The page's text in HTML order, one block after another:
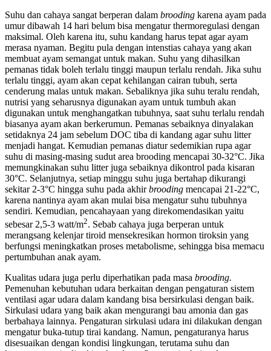
Suhu dan cahaya sangat berperan dalam brooding karena ayam pada
umur dibawah 14 hari belum bisa mengatur thermoregulasi dengan
maksimal. Oleh karena itu, suhu kandang harus tepat agar ayam
merasa nyaman. Begitu pula dengan intenstias cahaya yang akan
membuat ayam semangat untuk makan. Suhu yang dihasilkan
pemanas tidak boleh terlalu tinggi maupun terlalu rendah. Jika suhu
terlalu tinggi, ayam akan cepat kehilangan cairan tubuh, serta
cenderung malas untuk makan. Sebaliknya jika suhu teralu rendah,
nutrisi yang seharusnya digunakan ayam untuk tumbuh akan
digunakan untuk menghangatkan tubuhnya, saat suhu terlalu rendah
biasanya ayam akan berkerumun. Pemanas sebaiknya dinyalakan
setidaknya 24 jam sebelum DOC tiba di kandang agar suhu litter
menjadi hangat. Kemudian pemanas diatur sedemikian rupa agar
suhu di masing-masing sudut area brooding mencapai 30-32°C. Jika
memungkinakan suhu litter juga sebaiknya dikontrol pada kisaran
30°C. Selanjutnya, setiap minggu suhu juga bertahap dikurangi
sekitar 2-3°C hingga suhu pada akhirbrooding mencapai 21-22°C,
karena nantinya ayam akan mulai bisa mengatur suhu tubuhnya
sendiri. Kemudian, pencahayaan yang direkomendasikan yaitu
sebesar 2,5-3 watt/m2. Sebab cahaya juga berperan untuk
merangsang kelenjar tiroid mensekresikan hormon tiroksin yang
berfungsi meningkatkan proses metabolisme, sehingga bisa memacu
pertumbuhan anak ayam.
Kualitas udara juga perlu diperhatikan pada masa brooding.
Pemenuhan kebutuhan udara berkaitan dengan pengaturan sistem
ventilasi agar udara dalam kandang bisa bersirkulasi dengan baik.
Sirkulasi udara yang baik akan mengurangi bau amonia dan gas
berbahaya lainnya. Pengaturan sirkulasi udara ini dilakukan dengan
mengatur buka-tutup tirai kandang. Namun, pengaturanya harus
disesuaikan dengan kondisi lingkungan, terutama suhu dan